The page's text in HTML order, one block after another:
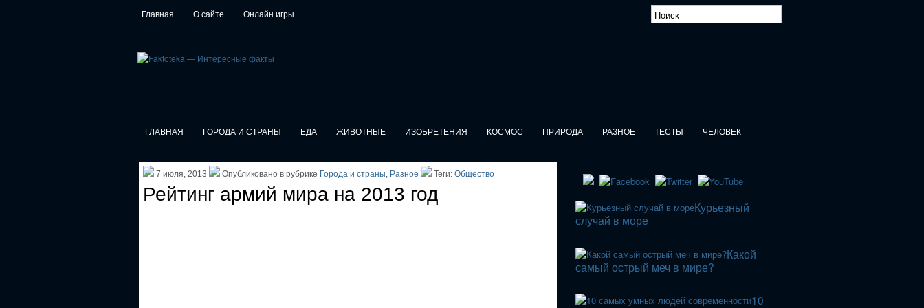
Главная О сайте Онлайн игры
ГЛАВНАЯ ГОРОДА И СТРАНЫ ЕДА ЖИВОТНЫЕ ИЗОБРЕТЕНИЯ КОСМОС ПРИРОДА РАЗНОЕ ТЕСТЫ ЧЕЛОВЕК
7 июля, 2013 Опубликовано в рубрике Города и страны, Разное Теги: Общество
Рейтинг армий мира на 2013 год
Курьезный
случай в море
Какой
самый острый меч в мире?
10